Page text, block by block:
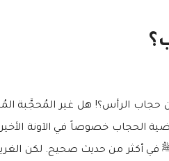
الرأس؟! هل غير المُحجَّبة
الحجاب خصوصاً في الآونة
أكثر من حديث صحيح. لكن